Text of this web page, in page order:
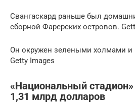
Свангаскард раньше был
сборной Фарерских островов.
Он окружен зелеными холмами и
Getty Images
«Национальный
1,31 млрд долларов